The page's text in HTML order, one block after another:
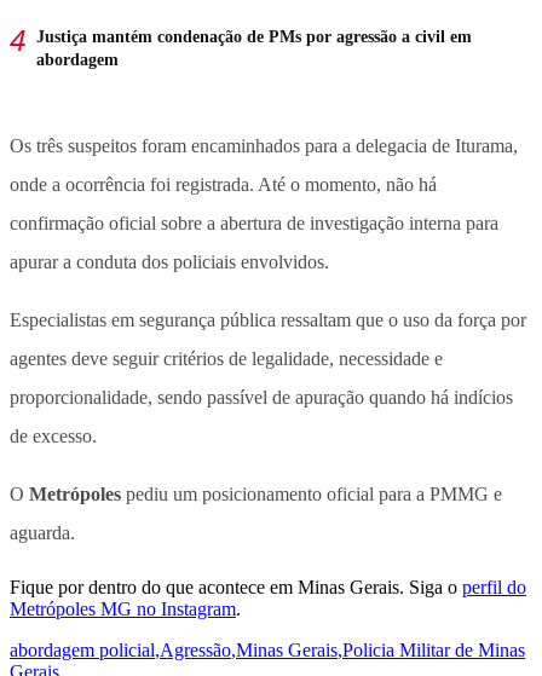
Justiça mantém condenação de PMs por agressão a civil em
abordagem
Os três suspeitos foram encaminhados para a delegacia de Iturama,
onde a ocorrência foi registrada. Até o momento, não há
confirmação oficial sobre a abertura de investigação interna para
apurar a conduta dos policiais envolvidos.
Especialistas em segurança pública ressaltam que o uso da força por
agentes deve seguir critérios de legalidade, necessidade e
proporcionalidade, sendo passível de apuração quando há indícios
de excesso.
O Metrópoles pediu um posicionamento oficial para a PMMG e
aguarda.
Fique por dentro do que acontece em Minas Gerais. Siga o perfil do
Metrópoles MG no Instagram.
abordagem policial,Agressão,Minas Gerais,Policia Militar de Minas
Gerais